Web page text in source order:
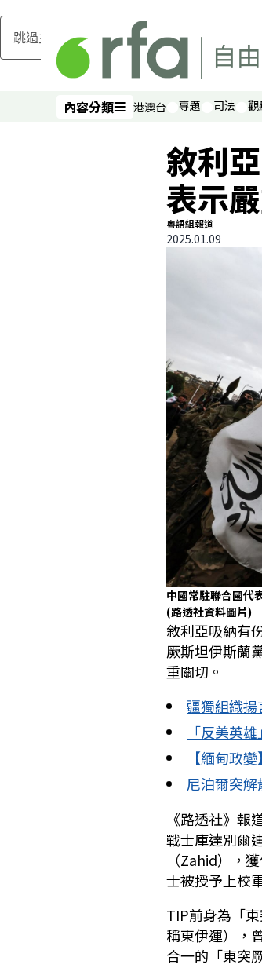
跳過主要內容
內容分類
內容分類 港澳台 專題 司法 觀
敘利
表示
粵語組報道
2025.01.09
中國常駐聯合國代
(路透社資料圖片)
敘利亞吸納有
厥斯坦伊斯蘭
重關切。
疆獨組織揚
「反美英
【緬甸政
尼泊爾突
《路透社》
戰士庫達別爾
（Zahid），
士被授予上校
TIP前身為「
稱東伊運），
合一的「東突